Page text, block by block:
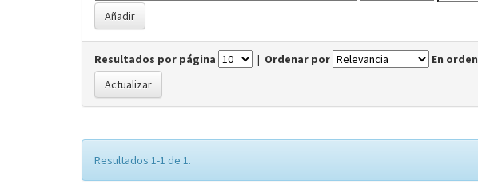
Resultados por página | Ordenar por En orden
Resultados 1-1 de 1.